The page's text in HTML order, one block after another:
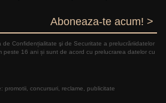
Aboneaza-te acum! >
de Confidențialitate şi de Securitate a prelucrăriidatelor
peste 16 ani și sunt de acord cu prelucrarea datelor cu
promotii, concursuri, reclame, publicitate